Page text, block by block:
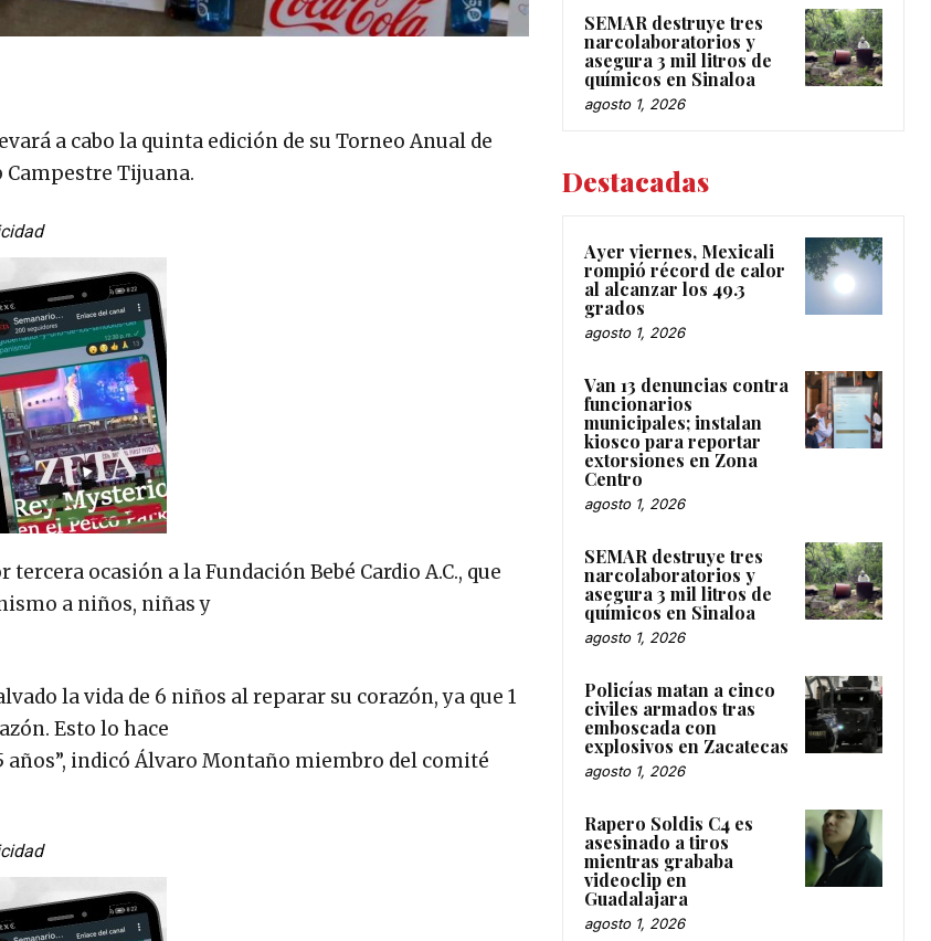
a cabo la quinta edición de su Torneo Anual de
Campestre Tijuana.
ocasión a la Fundación Bebé Cardio A.C., que
a niños, niñas y
la vida de 6 niños al reparar su corazón, ya que 1
Esto lo hace
años”, indicó Álvaro Montaño miembro del comité
SEMAR destruye tres
narcolaboratorios y
asegura 3 mil litros de
químicos en Sinaloa
agosto 1, 2026
Destacadas
Ayer viernes, Mexicali
rompió récord de calor
al alcanzar los 49.3
grados
agosto 1, 2026
Van 13 denuncias contra
funcionarios
municipales; instalan
kiosco para reportar
extorsiones en Zona
Centro
agosto 1, 2026
SEMAR destruye tres
narcolaboratorios y
asegura 3 mil litros de
químicos en Sinaloa
agosto 1, 2026
Policías matan a cinco
civiles armados tras
emboscada con
explosivos en Zacatecas
agosto 1, 2026
Rapero Soldis C4 es
asesinado a tiros
mientras grababa
videoclip en
Guadalajara
agosto 1, 2026